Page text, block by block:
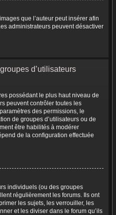
que l’auteur peut insérer afin
administrateurs peuvent désactiver
d’utilisateurs
possédant le plus haut niveau de
peuvent contrôler toutes les
des permissions, le
de groupes d’utilisateurs ou de
être habilités à modérer
de la configuration effectuée
individuels (ou des groupes
régulièrement les forums. Ils ont
les sujets, les verrouiller, les
et les diviser dans le forum qu’ils